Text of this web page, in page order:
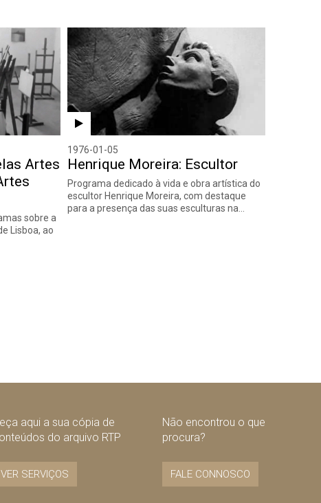
Artes
sobre a
Lisboa, ao
1976-01-05
Henrique Moreira: Escultor
Programa dedicado à vida e obra artística do
escultor Henrique Moreira, com destaque
para a presença das suas esculturas na…
aqui a sua cópia de
do arquivo RTP
VER SERVIÇOS
Não encontrou o que
procura?
FALE CONNOSCO